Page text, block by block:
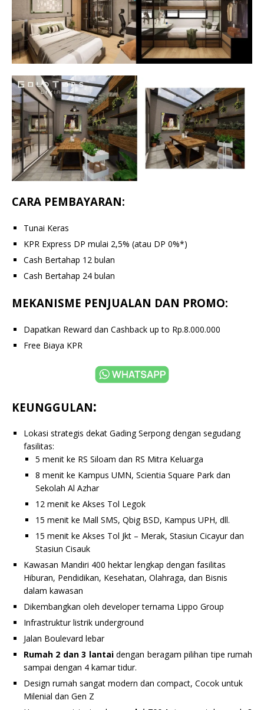
CARA PEMBAYARAN:
Tunai Keras
KPR Express DP mulai 2,5% (atau DP 0%*)
Cash Bertahap 12 bulan
Cash Bertahap 24 bulan
MEKANISME PENJUALAN DAN PROMO:
Dapatkan Reward dan Cashback up to Rp.8.000.000
Free Biaya KPR
KEUNGGULAN:
Lokasi strategis dekat Gading Serpong dengan segudang
fasilitas:
5 menit ke RS Siloam dan RS Mitra Keluarga
8 menit ke Kampus UMN, Scientia Square Park dan
Sekolah Al Azhar
12 menit ke Akses Tol Legok
15 menit ke Mall SMS, Qbig BSD, Kampus UPH, dll.
15 menit ke Akses Tol Jkt – Merak, Stasiun Cicayur dan
Stasiun Cisauk
Kawasan Mandiri 400 hektar lengkap dengan fasilitas
Hiburan, Pendidikan, Kesehatan, Olahraga, dan Bisnis
dalam kawasan
Dikembangkan oleh developer ternama Lippo Group
Infrastruktur listrik underground
Jalan Boulevard lebar
Rumah 2 dan 3 lantaidengan beragam pilihan tipe rumah
sampai dengan 4 kamar tidur.
Design rumah sangat modern dan compact, Cocok untuk
Milenial dan Gen Z